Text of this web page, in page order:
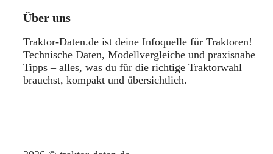
Über uns
Traktor-Daten.de ist deine Infoquelle für Traktoren!
Technische Daten, Modellvergleiche und praxisnahe
Tipps – alles, was du für die richtige Traktorwahl
brauchst, kompakt und übersichtlich.